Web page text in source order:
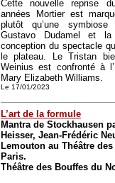
Cette nouvelle reprise
années Mortier est
plutôt qu’une
Gustavo Dudamel et
conception du spectacle
le plateau. Le Tristan
Weinius est confronté à
Mary Elizabeth Williams.
Le 17/01/2023
L’art de la formule
Mantra de Stockhausen
Heisser, Jean-Frédéric
Lemouton au Théâtre
Paris.
Théâtre des Bouffes du